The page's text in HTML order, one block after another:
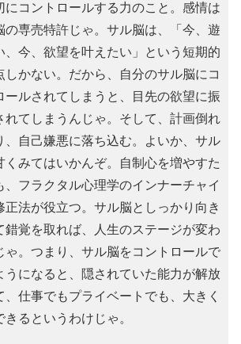
にコントロールする力のこと。感情は
の専売特許じゃ。サル脳は、「今、遊
、今、欲望を叶えたい」という短期的
しかない。だから、自分のサル脳にコ
ールされてしまうと、目先の欲望に振
れてしまうんじゃ。そして、計画倒れ
、自己嫌悪に落ち込む。よいか、サル
くみてはいかんぞ。自制心を増やすた
、フラクタル心理学のインナーチャイ
正法が役立つ。サル脳としっかり向き
錯覚を取れば、人生のステージが変わ
ゃ。つまり、サル脳をコントロールで
うになると、隠されていた能力が解放
、仕事でもプライベートでも、大きく
きるというわけじゃ。